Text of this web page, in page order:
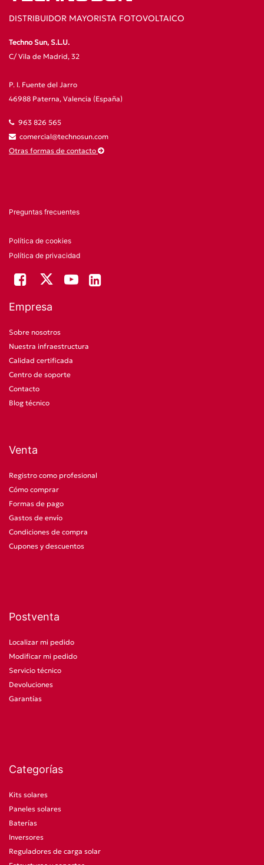
DISTRIBUIDOR MAYORISTA FOTOVOLTAICO
Techno Sun, S.L.U.
C/ Vila de Madrid, 32
P. I. Fuente del Jarro
46988 Paterna, Valencia (España)
963 826 565
comercial@technosun.com
Otras formas de contacto
Preguntas frecuentes
Política de cookies
Política de privacidad
Empresa
Sobre nosotros
Nuestra infraestructura
Calidad certificada
Centro de soporte
Contacto
Blog técnico
Venta
Registro como profesional
Cómo comprar
Formas de pago
Gastos de envío
Condiciones de compra
Cupones y descuentos
Postventa
Localizar mi pedido
Modificar mi pedido
Servicio técnico
Devoluciones
Garantías
Categorías
Kits solares
Paneles solares
Baterías
Inversores
Reguladores de carga solar